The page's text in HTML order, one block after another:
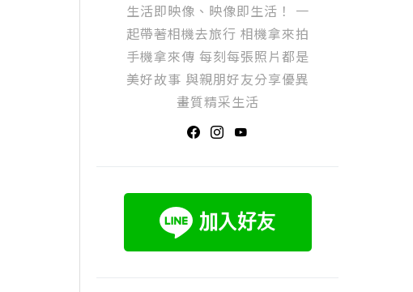
生活即映像、映像即生活！ 一
起帶著相機去旅行 相機拿來拍
手機拿來傳 每刻每張照片都是
美好故事 與親朋好友分享優異
畫質精采生活